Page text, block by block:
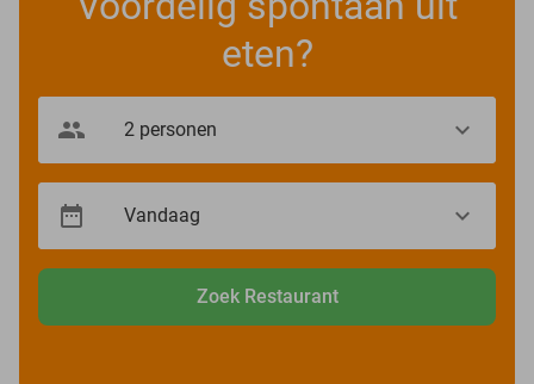
eten?
Zoek Restaurant